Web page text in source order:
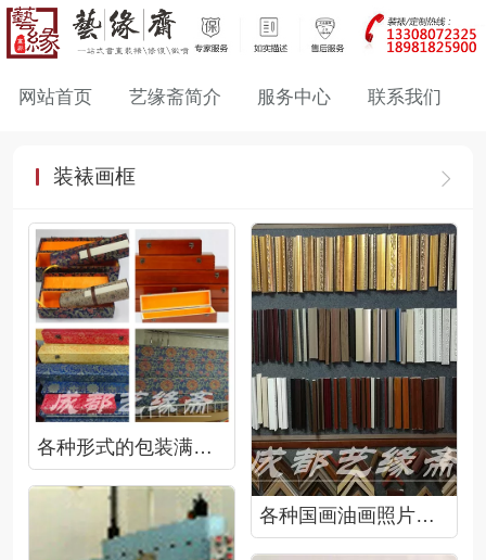
网站首页 艺缘斋简介 服务中心 联系我们
装裱画框
各种形式的包装满足你的不同需要
各种国画油画照片的画框，两百余种供您选择